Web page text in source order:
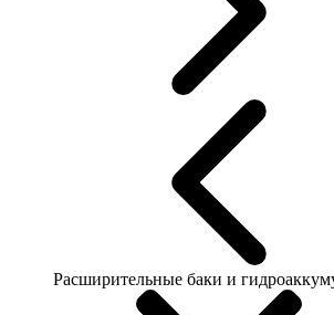
Расширительные баки и